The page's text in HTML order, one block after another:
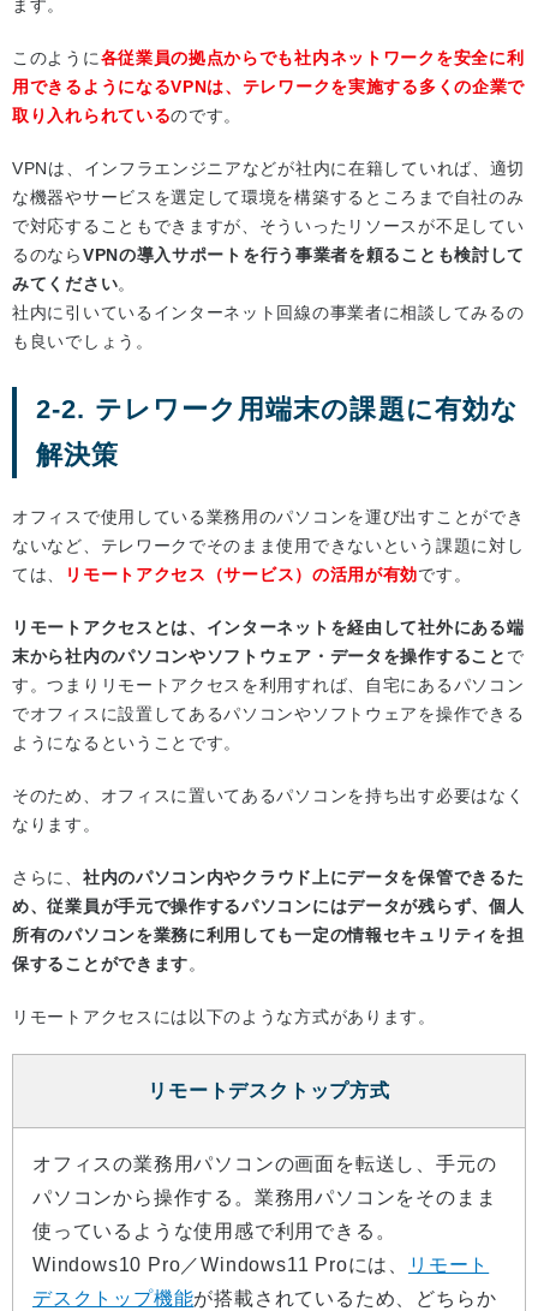
ます。
このように各従業員の拠点からでも社内ネットワークを安全に利
用できるようになるVPNは、テレワークを実施する多くの企業で
取り入れられているのです。
VPNは、インフラエンジニアなどが社内に在籍していれば、適切
な機器やサービスを選定して環境を構築するところまで自社のみ
で対応することもできますが、そういったリソースが不足してい
るのならVPNの導入サポートを行う事業者を頼ることも検討して
みてください。
社内に引いているインターネット回線の事業者に相談してみるの
も良いでしょう。
2-2. テレワーク用端末の課題に有効な
解決策
オフィスで使用している業務用のパソコンを運び出すことができ
ないなど、テレワークでそのまま使用できないという課題に対し
ては、
リモートアクセス（サービス）の活用が有効です。
リモートアクセスとは、インターネットを経由して社外にある端
末から社内のパソコンやソフトウェア・データを操作すること で
す。つまりリモートアクセスを利用すれば、自宅にあるパソコン
でオフィスに設置してあるパソコンやソフトウェアを操作できる
ようになるということです。
そのため、オフィスに置いてあるパソコンを持ち出す必要はなく
なります。
さらに、 社内のパソコン内やクラウド上にデータを保管できるた
め、従業員が手元で操作するパソコンにはデータが残らず、個人
所有のパソコンを業務に利用しても一定の情報セキュリティを担
保することができます。
リモートアクセスには以下のような方式があります。
リモートデスクトップ方式
オフィスの業務用パソコンの画面を転送し、手元の
パソコンから操作する。業務用パソコンをそのまま
使っているような使用感で利用できる。
Windows10 Pro／Windows11 Proには、
リモート
デスクトップ機能が搭載されているため、どちらか